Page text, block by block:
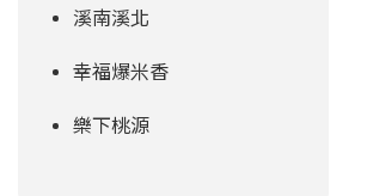
溪南溪北
幸福爆米香
樂下桃源